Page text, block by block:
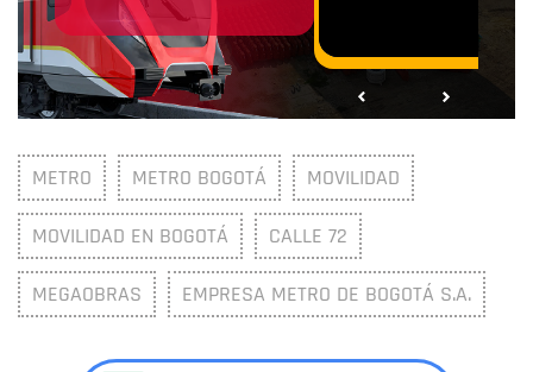
METRO METRO BOGOTÁ MOVILIDAD
MOVILIDAD EN BOGOTÁ CALLE 72
MEGAOBRAS EMPRESA METRO DE BOGOTÁ S.A.